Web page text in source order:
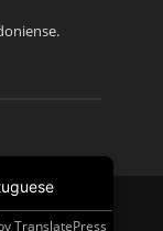
TranslatePress